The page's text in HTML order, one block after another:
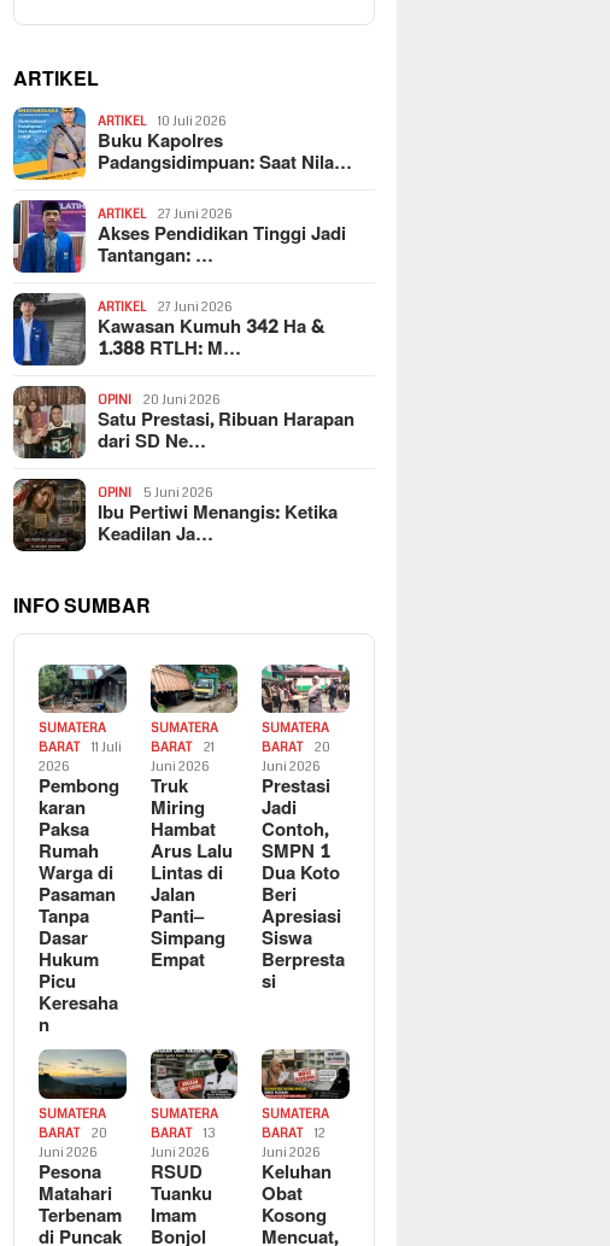
ARTIKEL
ARTIKEL 10 Juli 2026
Buku Kapolres
Padangsidimpuan: Saat Nila…
ARTIKEL 27 Juni 2026
Akses Pendidikan Tinggi Jadi
Tantangan: …
ARTIKEL 27 Juni 2026
Kawasan Kumuh 342 Ha &
1.388 RTLH: M…
OPINI 20 Juni 2026
Satu Prestasi, Ribuan Harapan
dari SD Ne…
OPINI 5 Juni 2026
Ibu Pertiwi Menangis: Ketika
Keadilan Ja…
INFO SUMBAR
SUMATERA
BARAT
11 Juli
2026
Pembong
karan
Paksa
Rumah
Warga di
Pasaman
Tanpa
Dasar
Hukum
Picu
Keresaha
n
SUMATERA
BARAT
21
Juni 2026
Truk
Miring
Hambat
Arus Lalu
Lintas di
Jalan
Panti–
Simpang
Empat
SUMATERA
BARAT
20
Juni 2026
Prestasi
Jadi
Contoh,
SMPN 1
Dua Koto
Beri
Apresiasi
Siswa
Berpresta
si
SUMATERA
BARAT
20
Juni 2026
Pesona
Matahari
Terbenam
di Puncak
SUMATERA
BARAT
13
Juni 2026
RSUD
Tuanku
Imam
Bonjol
SUMATERA
BARAT
12
Juni 2026
Keluhan
Obat
Kosong
Mencuat,